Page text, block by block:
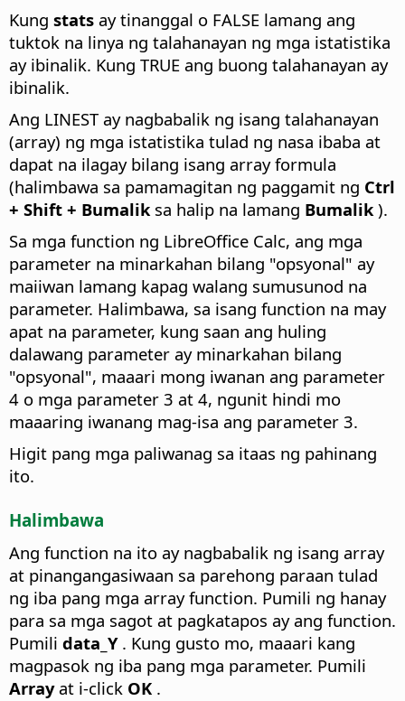
Kung stats ay tinanggal o FALSE lamang ang
tuktok na linya ng talahanayan ng mga istatistika
ay ibinalik. Kung TRUE ang buong talahanayan ay
ibinalik.
Ang LINEST ay nagbabalik ng isang talahanayan
(array) ng mga istatistika tulad ng nasa ibaba at
dapat na ilagay bilang isang array formula
(halimbawa sa pamamagitan ng paggamit ng Ctrl
+ Shift + Bumalik sa halip na lamang Bumalik ).
Sa mga function ng LibreOffice Calc, ang mga
parameter na minarkahan bilang "opsyonal" ay
maiiwan lamang kapag walang sumusunod na
parameter. Halimbawa, sa isang function na may
apat na parameter, kung saan ang huling
dalawang parameter ay minarkahan bilang
"opsyonal", maaari mong iwanan ang parameter
4 o mga parameter 3 at 4, ngunit hindi mo
maaaring iwanang mag-isa ang parameter 3.
Higit pang mga paliwanag sa itaas ng pahinang
ito.
Halimbawa
Ang function na ito ay nagbabalik ng isang array
at pinangangasiwaan sa parehong paraan tulad
ng iba pang mga array function. Pumili ng hanay
para sa mga sagot at pagkatapos ay ang function.
Pumili data_Y. Kung gusto mo, maaari kang
magpasok ng iba pang mga parameter. Pumili
Arrayat i-click OK .